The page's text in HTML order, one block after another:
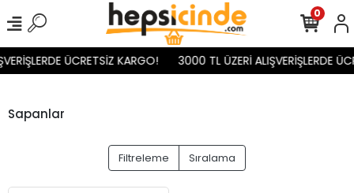
ÜCRETSİZ KARGO! 3000 TL ÜZERİ ALIŞVERİŞLERDE
0
Sapanlar
Filtreleme Sıralama